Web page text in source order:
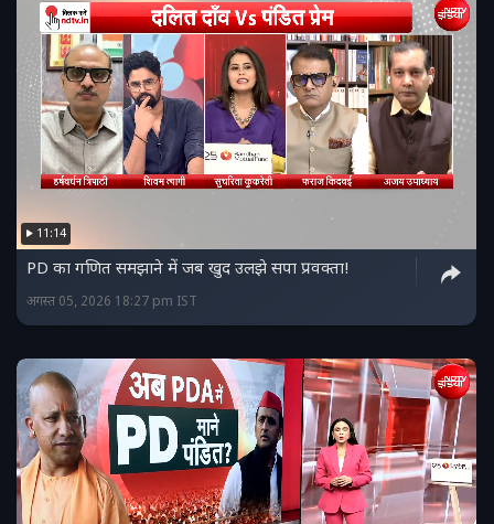
11:14
PD का गणित समझाने में जब खुद उलझे सपा प्रवक्ता!
अगस्त 05, 2026 18:27 pm IST